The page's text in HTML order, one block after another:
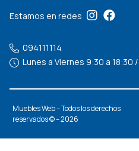
Estamos en redes
094111114
Lunes a Viernes 9:30 a 18:30
Muebles Web – Todos los derechos
reservados © – 2026